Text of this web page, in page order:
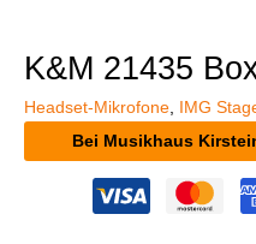
K&M 21435
Headset-Mikrofone IMG
Bei Musikhaus